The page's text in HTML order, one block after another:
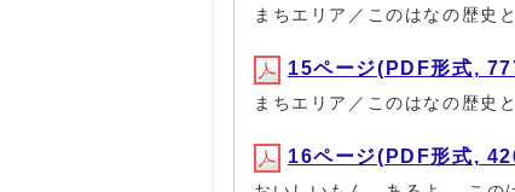
まちエリア／このはなの歴史
15ページ(PDF形式,
まちエリア／このはなの歴史
16ページ(PDF形式,